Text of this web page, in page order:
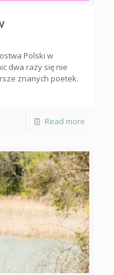
Polski w
dwa razy się nie
znanych poetek.
Read more